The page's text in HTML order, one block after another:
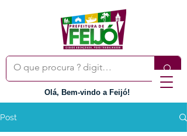
Olá, Bem-vindo a Feijó!
Post